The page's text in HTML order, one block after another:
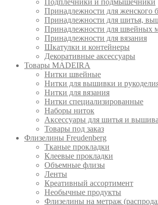
Подплечники и подмышечники
Принадлежности для женского
Принадлежности для шитья,
Принадлежности для швейных
Принадлежности для вязания
Шкатулки и контейнеры
Декоративные аксессуары
Товары MADEIRA
Нитки швейные
Нитки для вышивки и
Нитки для вязания
Нитки специализированные
Наборы ниток
Аксессуары для шитья и
Товары под заказ
Флизелины Freudenberg
Тканые прокладки
Клеевые прокладки
Объемные флизы
Ленты
Креативный ассортимент
Необычные продукты
Флизелины на метраж